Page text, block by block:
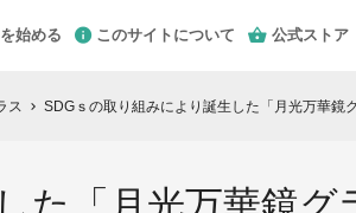
始める このサイトについて 公式ストア
ス chevron_right SDGｓの取り組みにより誕生した「月光万華鏡